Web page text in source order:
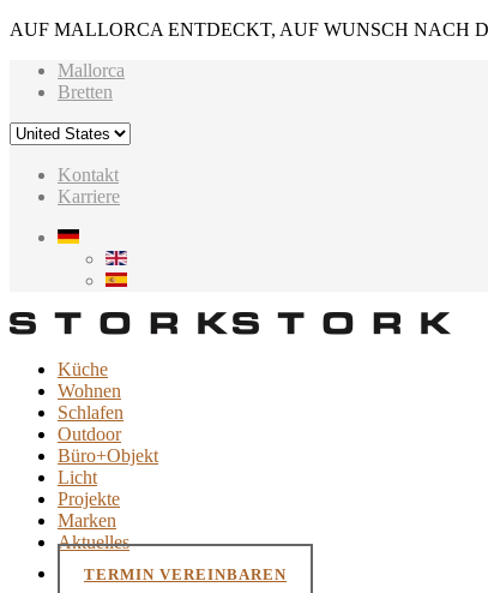
AUF MALLORCA ENTDECKT, AUF WUNSCH NACH
Mallorca
Bretten
Kontakt
Karriere
Küche
Wohnen
Schlafen
Outdoor
Büro+Objekt
Licht
Projekte
Marken
Aktuelles
TERMIN VEREINBAREN